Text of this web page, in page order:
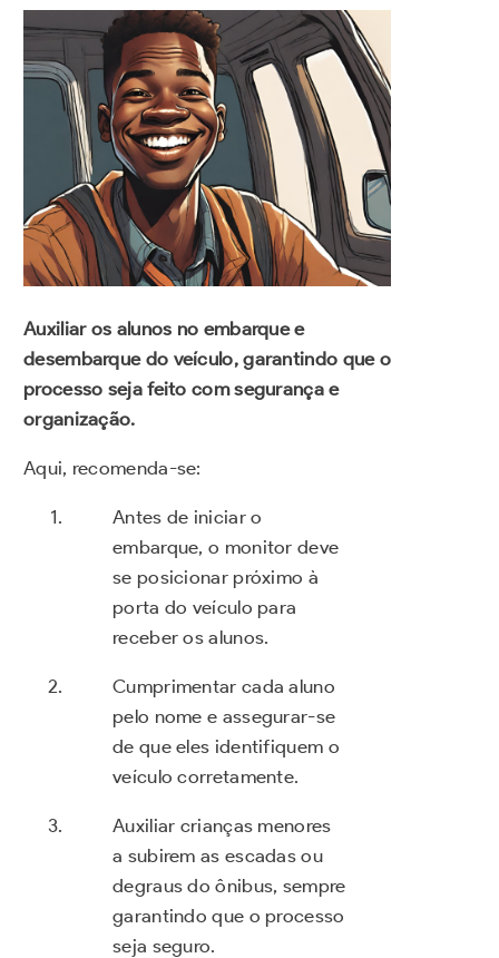
Auxiliar os alunos no embarque e
desembarque do veículo, garantindo que o
processo seja feito com segurança e
organização.
Aqui, recomenda-se:
Antes de iniciar o
embarque, o monitor deve
se posicionar próximo à
porta do veículo para
receber os alunos.
Cumprimentar cada aluno
pelo nome e assegurar-se
de que eles identifiquem o
veículo corretamente.
Auxiliar crianças menores
a subirem as escadas ou
degraus do ônibus, sempre
garantindo que o processo
seja seguro.